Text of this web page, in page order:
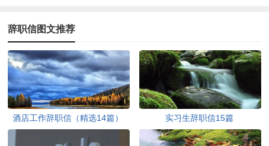
辞职信图文推荐
酒店工作辞职信（精选14篇） 实习生辞职信15篇